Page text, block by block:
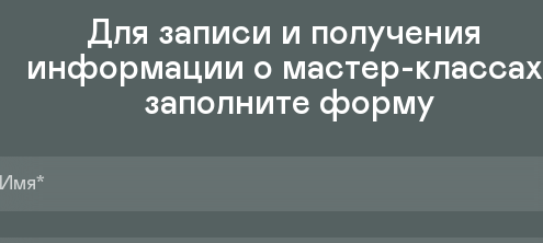
Для записи и получения
информации о мастер-классах
заполните форму
Имя